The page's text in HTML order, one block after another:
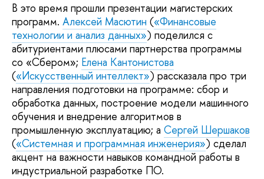
В это время прошли презентации магистерских
программ. Алексей Масютин («Финансовые
технологии и анализ данных») поделился с
абитуриентами плюсами партнерства программы
со «Сбером»; Елена Кантонистова
(«Искусственный интеллект») рассказала про три
направления подготовки на программе: сбор и
обработка данных, построение модели машинного
обучения и внедрение алгоритмов в
промышленную эксплуатацию; а Сергей Шершаков
(«Системная и программная инженерия») сделал
акцент на важности навыков командной работы в
индустриальной разработке ПО.